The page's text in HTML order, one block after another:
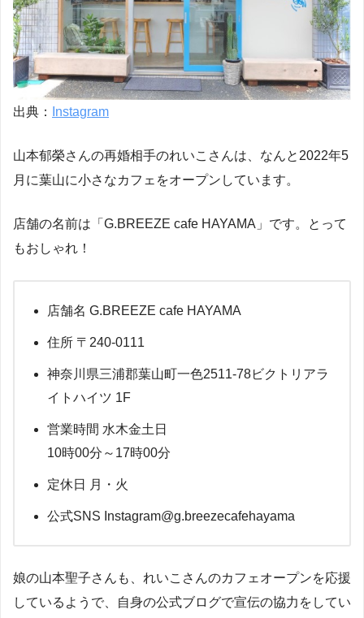
出典： Instagram
山本郁榮さんの再婚相手のれいこさんは、なんと2022年5
月に葉山に小さなカフェをオープンしています。
店舗の名前は「G.BREEZE cafe HAYAMA」です。とって
もおしゃれ！
店舗名 G.BREEZE cafe HAYAMA
住所 〒240-0111
神奈川県三浦郡葉山町一色2511-78ビクトリアラ
イトハイツ 1F
営業時間 水木金土日
10時00分～17時00分
定休日 月・火
公式SNS Instagram@g.breezecafehayama
娘の山本聖子さんも、れいこさんのカフェオープンを応援
しているようで、自身の公式ブログで宣伝の協力をしてい